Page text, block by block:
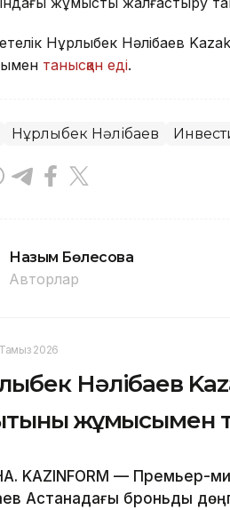
Нұрлыбек Нәлібаев
танысқан еді.
Нұрлыбек Нәлібаев
Назым Бөлесова
Авторлар
2026
Нәлібаев
жұмысымен
KAZINFORM — Премьер-
Астанадағы броньды